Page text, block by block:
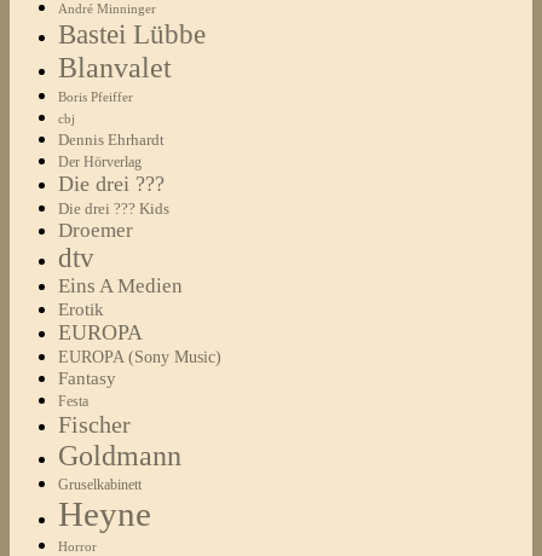
André Minninger
Bastei Lübbe
Blanvalet
Boris Pfeiffer
cbj
Dennis Ehrhardt
Der Hörverlag
Die drei ???
Die drei ??? Kids
Droemer
dtv
Eins A Medien
Erotik
EUROPA
EUROPA (Sony Music)
Fantasy
Festa
Fischer
Goldmann
Gruselkabinett
Heyne
Horror